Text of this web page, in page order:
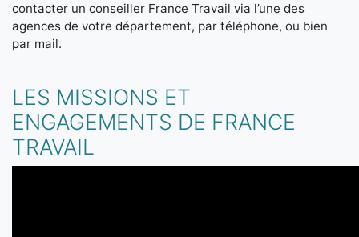
contacter un conseiller France Travail via l’une des
agences de votre département, par téléphone, ou bien
par mail.
LES MISSIONS ET
ENGAGEMENTS DE FRANCE
TRAVAIL